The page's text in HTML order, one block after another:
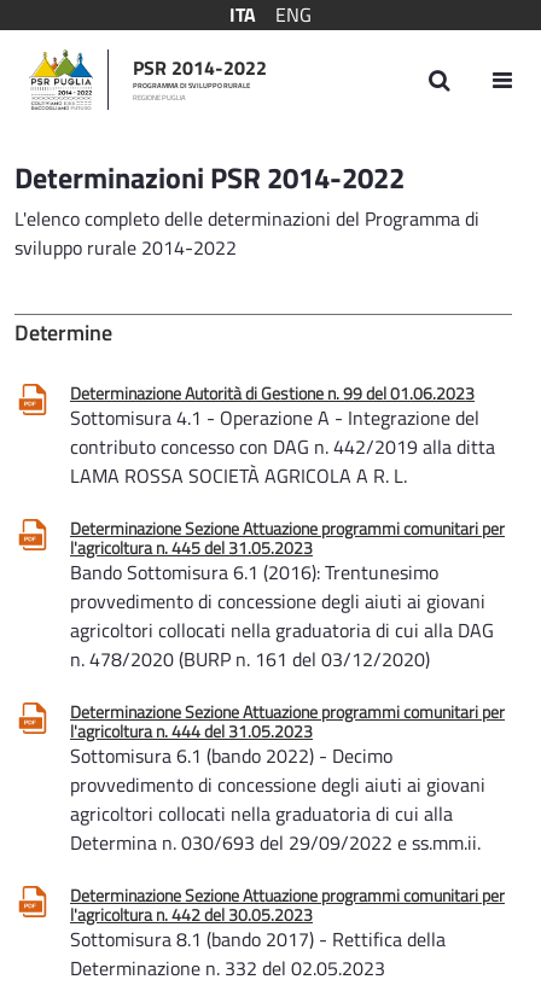
ITA
ENG
PSR 2014-2022
PROGRAMMA DI SVILUPPO RURALE
REGIONE PUGLIA
Determinazioni PSR 2014-2022
L'elenco completo delle determinazioni del Programma di
sviluppo rurale 2014-2022
Determine
Determinazione Autorità di Gestione n. 99 del 01.06.2023
Sottomisura 4.1 - Operazione A - Integrazione del
contributo concesso con DAG n. 442/2019 alla ditta
LAMA ROSSA SOCIETÀ AGRICOLA A R. L.
Determinazione Sezione Attuazione programmi comunitari per
l'agricoltura n. 445 del 31.05.2023
Bando Sottomisura 6.1 (2016): Trentunesimo
provvedimento di concessione degli aiuti ai giovani
agricoltori collocati nella graduatoria di cui alla DAG
n. 478/2020 (BURP n. 161 del 03/12/2020)
Determinazione Sezione Attuazione programmi comunitari per
l'agricoltura n. 444 del 31.05.2023
Sottomisura 6.1 (bando 2022) - Decimo
provvedimento di concessione degli aiuti ai giovani
agricoltori collocati nella graduatoria di cui alla
Determina n. 030/693 del 29/09/2022 e ss.mm.ii.
Determinazione Sezione Attuazione programmi comunitari per
l'agricoltura n. 442 del 30.05.2023
Sottomisura 8.1 (bando 2017) - Rettifica della
Determinazione n. 332 del 02.05.2023